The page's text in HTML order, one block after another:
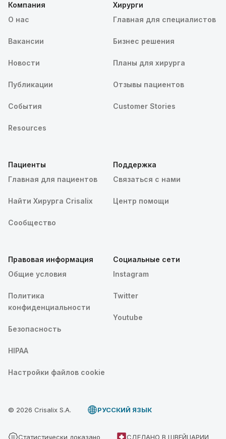
Компания
О нас
Вакансии
Новости
Публикации
События
Resources
Хирурги
Главная для специалистов
Бизнес решения
Планы для хирурга
Отзывы пациентов
Customer Stories
Пациенты
Главная для пациентов
Найти Хирурга Crisalix
Сообщество
Поддержка
Связаться с нами
Центр помощи
Правовая информация
Общие условия
Политика
конфиденциальности
Безопасность
HIPAA
Настройки файлов cookie
Социальные сети
Instagram
Twitter
Youtube
© 2026 Crisalix S.A. PУССКИЙ ЯЗЫК
Статистически доказано СДЕЛАНО В ШВЕЙЦАРИИ